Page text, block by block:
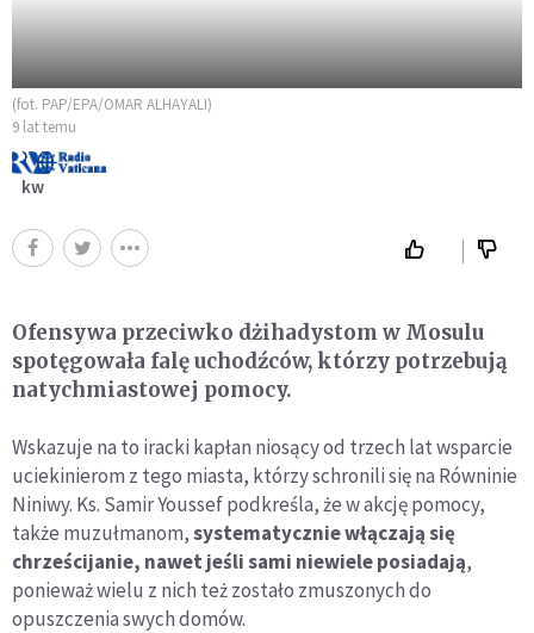
(fot. PAP/EPA/OMAR ALHAYALI)
9 lat temu
kw
Ofensywa przeciwko dżihadystom w Mosulu
spotęgowała falę uchodźców, którzy potrzebują
natychmiastowej pomocy.
Wskazuje na to iracki kapłan niosący od trzech lat wsparcie
uciekinierom z tego miasta, którzy schronili się na Równinie
Niniwy. Ks. Samir Youssef podkreśla, że w akcję pomocy,
także muzułmanom,systematycznie włączają się
chrześcijanie, nawet jeśli sami niewiele posiadają,
ponieważ wielu z nich też zostało zmuszonych do
opuszczenia swych domów.